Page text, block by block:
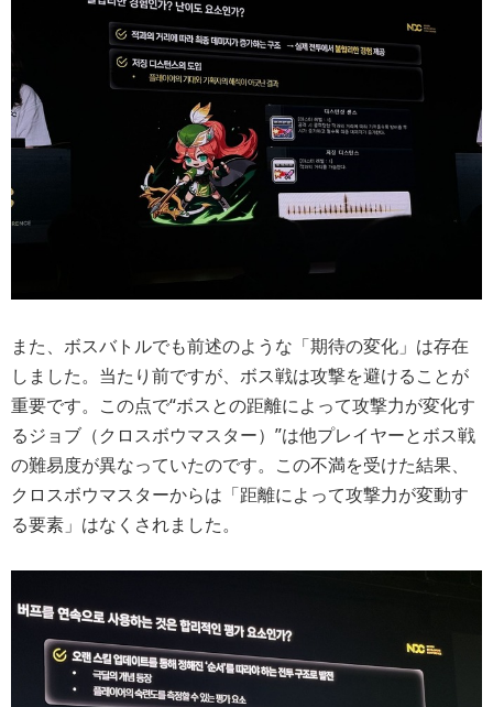
また、ボスバトルでも前述のような「期待の変化」は存在
しました。当たり前ですが、ボス戦は攻撃を避けることが
重要です。この点で“ボスとの距離によって攻撃力が変化す
るジョブ（クロスボウマスター）”は他プレイヤーとボス戦
の難易度が異なっていたのです。この不満を受けた結果、
クロスボウマスターからは「距離によって攻撃力が変動す
る要素」はなくされました。